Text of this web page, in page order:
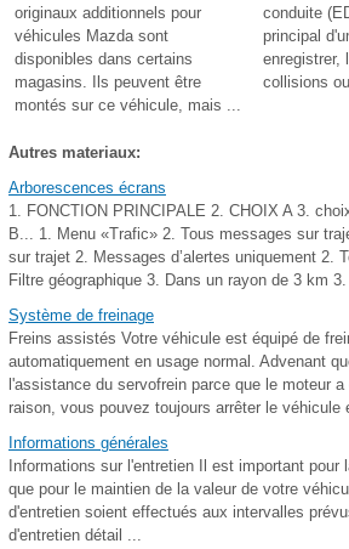
originaux additionnels pour
véhicules Mazda sont
disponibles dans certains
magasins. Ils peuvent être
montés sur ce véhicule, mais ...
conduite
principal
enregistrer,
collisions
Autres materiaux:
Arborescences écrans
1. FONCTION PRINCIPALE 2. CHOIX A 3.
B... 1. Menu «Trafic» 2. Tous messages sur
sur trajet 2. Messages d’alertes uniquement 2.
Filtre géographique 3. Dans un rayon de 3 km
Système de freinage
Freins assistés Votre véhicule est équipé de
automatiquement en usage normal. Advenant
l'assistance du servofrein parce que le moteur
raison, vous pouvez toujours arrêter le véhicule
Informations générales
Informations sur l'entretien Il est important
que pour le maintien de la valeur de votre
d'entretien soient effectués aux intervalles
d'entretien détail ...